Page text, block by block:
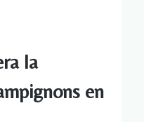
la
en